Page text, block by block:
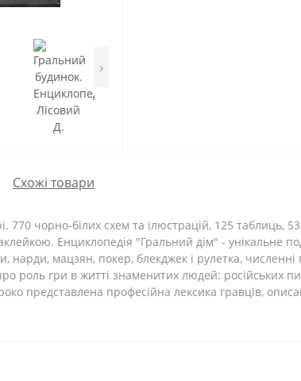
›
Схожі товари
чорно-білих схем та ілюстрацій, 125 таблиць, 53
Енциклопедія "Гральний дім" - унікальне
нарди, мацзян, покер, блекджек і рулетка,
роль гри в житті знаменитих людей: російських
представлена професійна лексика гравців,